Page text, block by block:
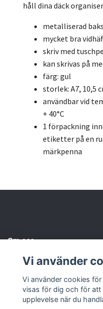
håll dina däck
metalliserad
mycket bra
skriv med
kan skrivas på
färg: gul
storlek: A7, 10,5
användbar vid
+ 40°C
1 förpackning
etiketter på en
märkpenna
Om oss
Behöver du hjälp?
Läs mer
Vi använder
Vi använder cookies
visas för dig och för att
upplevelse när du